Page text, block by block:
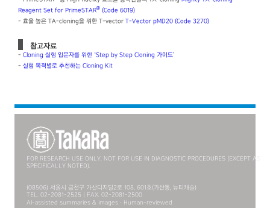
Reagent Set for PrimeSTAR® (Code 6019)
- 효율 높은 TA-cloning을 위한 T-vector T-Vector pMD20 (Code 3270)
참고자료
- Cloning 실험 입문자를 위한 ‘Step by Step Cloning 가이드’
- 실험 목적별로 추천하는 Cloning Kit
FOR RESEARCH USE ONLY. NOT FOR USE IN DIAGNOSTIC PROCEDURES (EXCEPT AS
SPECIFICALLY NOTED).
(08506) 서울시 금천구 가산디지털2로 108, 601호(가산동, 뉴티캐슬)
TEL. 02-2081-2525 | FAX. 02-2081-2500
AI-assisted summaries & images · Human-reviewed